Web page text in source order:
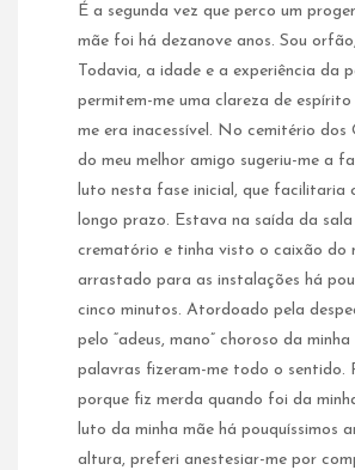
É a segunda vez que perco um
mãe foi há dezanove anos. Sou
Todavia, a idade e a experiência da
permitem-me uma clareza de
me era inacessível. No cemitério dos
do meu melhor amigo sugeriu-me a
luto nesta fase inicial, que facilitaria
longo prazo. Estava na saída da
crematório e tinha visto o caixão do
arrastado para as instalações há
cinco minutos. Atordoado pela
pelo “adeus, mano” choroso da
palavras fizeram-me todo o sentido.
porque fiz merda quando foi da
luto da minha mãe há pouquíssimos
altura, preferi anestesiar-me por